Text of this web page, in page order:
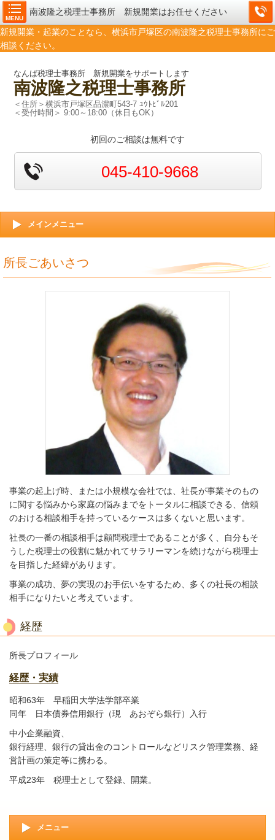
MENU
南波隆之税理士事務所 新規開業はお任せください
新規開業・起業のことなら、横浜市戸塚区の南波隆之税理士事務所にご
相談ください。
なんば税理士事務所 新規開業をサポートします
南波隆之税理士事務所
＜住所＞横浜市戸塚区品濃町543-7 ﾕｳﾄﾋﾞﾙ201
＜受付時間＞ 9:00～18:00（休日もOK）
初回のご相談は無料です
045-410-9668
メインメニュー
所長ごあいさつ
事業の起上げ時、または小規模な会社では、社長が事業そのもの
に関する悩みから家庭の悩みまでをトータルに相談できる、信頼
のおける相談相手を持っているケースは多くないと思います。
社長の一番の相談相手は顧問税理士であることが多く、自分もそ
うした税理士の役割に魅かれてサラリーマンを続けながら税理士
を目指した経緯があります。
事業の成功、夢の実現のお手伝いをするため、多くの社長の相談
相手になりたいと考えています。
経歴
所長プロフィール
経歴・実績
昭和63年 早稲田大学法学部卒業
同年 日本債券信用銀行（現 あおぞら銀行）入行
中小企業融資、
銀行経理、銀行の貸出金のコントロールなどリスク管理業務、経
営計画の策定等に携わる。
平成23年 税理士として登録、開業。
メニュー